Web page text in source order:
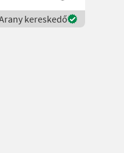
kereskedő